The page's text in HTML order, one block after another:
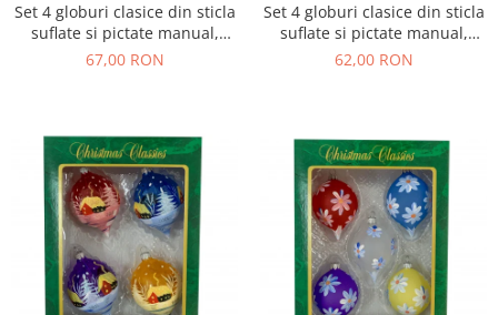
Set 4 globuri clasice din sticla
suflate si pictate manual,
Argcoms, Fabrica lui Mos
67,00 RON
Set 4 globuri clasice din sticla
suflate si pictate manual,
Argcoms, Fabrica lui Mos
62,00 RON